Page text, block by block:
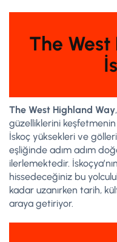
The
The West Highland Way
güzelliklerini keşfetmenin
İskoç yüksekleri ve
eşliğinde adım adım
ilerlemektedir.
hissedeceğiniz bu
kadar uzanırken tarih,
araya getiriyor.